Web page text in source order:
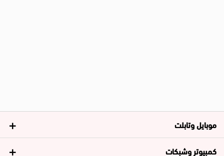
موبايل وتابلت
كمبيوتر وشبكات